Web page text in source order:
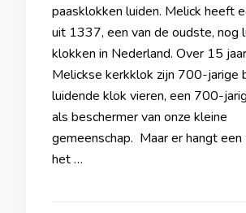
paasklokken luiden. Melick heeft
uit 1337, een van de oudste, nog
klokken in Nederland. Over 15
Melickse kerkklok zijn 700-jarige
luidende klok vieren, een 700-
als beschermer van onze kleine
gemeenschap. Maar er hangt
het …